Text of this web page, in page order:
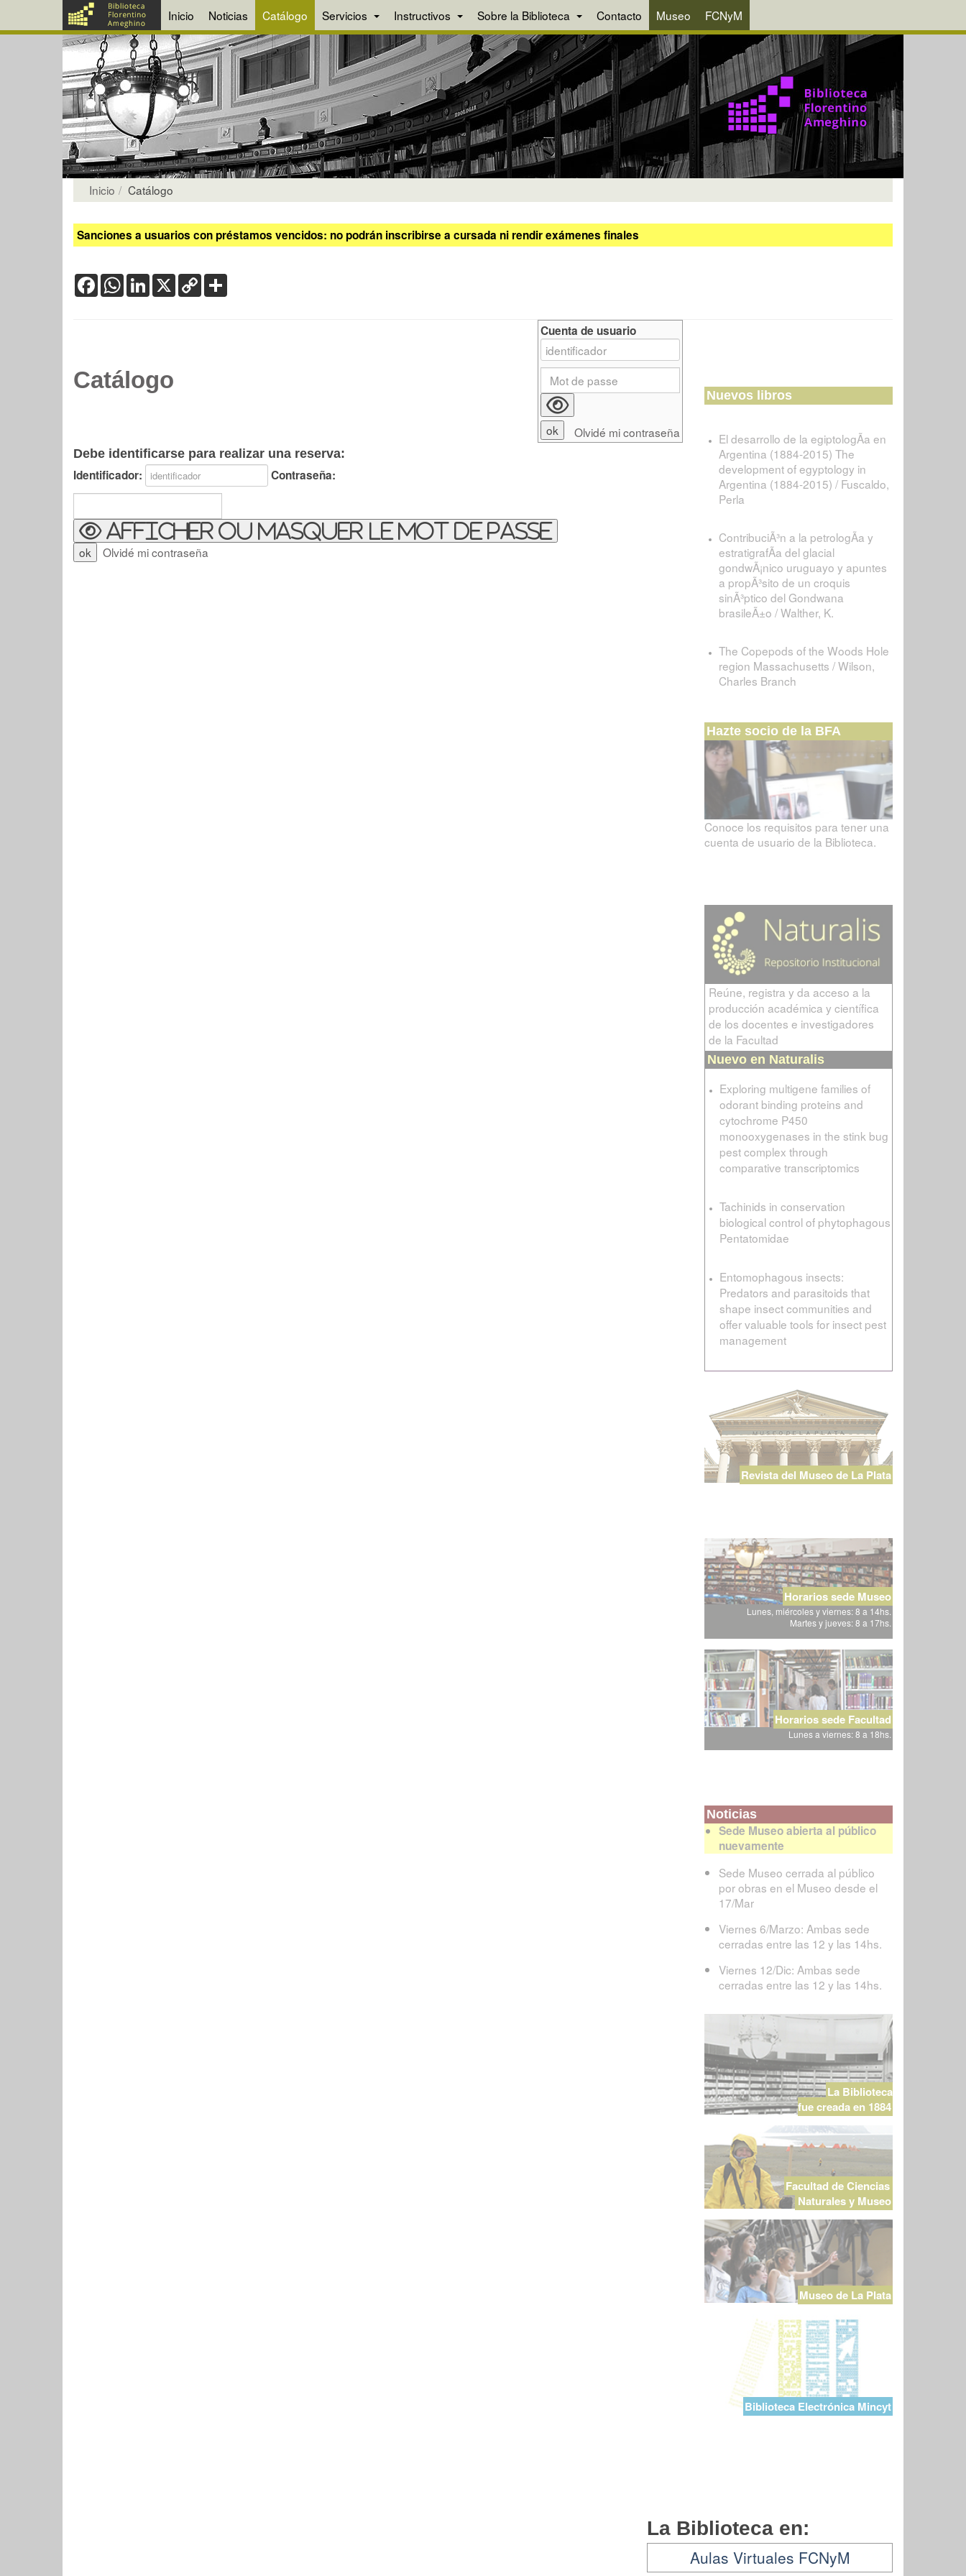
Inicio Noticias Catálogo Servicios Instructivos Sobre la Biblioteca Contacto Museo FCNyM
Inicio Catálogo
Sanciones a usuarios con préstamos vencidos: no podrán inscribirse a cursada ni rendir exámenes finales
FacebookWhatsApp
LinkedIn
X Copy
Link
Catálogo
Debe identificarse para realizar una reserva:
Identificador: Contraseña:
Afficher ou masquer le mot de passe
Olvidé mi contraseña
Cuenta de usuario
Olvidé mi contraseña
Nuevos libros
El desarrollo de la egiptologÃ­a en
Argentina (1884-2015) The
development of egyptology in
Argentina (1884-2015) / Fuscaldo,
Perla
ContribuciÃ³n a la petrologÃ­a y
estratigrafÃ­a del glacial
gondwÃ¡nico uruguayo y apuntes
a propÃ³sito de un croquis
sinÃ³ptico del Gondwana
brasileÃ±o / Walther, K.
The Copepods of the Woods Hole
region Massachusetts / Wilson,
Charles Branch
Hazte socio de la BFA
Conoce los requisitos para tener una
cuenta de usuario de la Biblioteca.
Reúne, registra y da acceso a la
producción académica y científica
de los docentes e investigadores
de la Facultad
Nuevo en Naturalis
Exploring multigene families of
odorant binding proteins and
cytochrome P450
monooxygenases in the stink bug
pest complex through
comparative transcriptomics
Tachinids in conservation
biological control of phytophagous
Pentatomidae
Entomophagous insects:
Predators and parasitoids that
shape insect communities and
offer valuable tools for insect pest
management
Revista del Museo de La Plata
Horarios sede Museo
Lunes, miércoles y viernes: 8 a 14hs.
Martes y jueves: 8 a 17hs.
Horarios sede Facultad
Lunes a viernes: 8 a 18hs.
Noticias
Sede Museo abierta al público
nuevamente
Sede Museo cerrada al público
por obras en el Museo desde el
17/Mar
Viernes 6/Marzo: Ambas sede
cerradas entre las 12 y las 14hs.
Viernes 12/Dic: Ambas sede
cerradas entre las 12 y las 14hs.
La Biblioteca
fue creada en 1884
Facultad de Ciencias
Naturales y Museo
Museo de La Plata
Biblioteca Electrónica Mincyt
La Biblioteca en:
Aulas Virtuales FCNyM